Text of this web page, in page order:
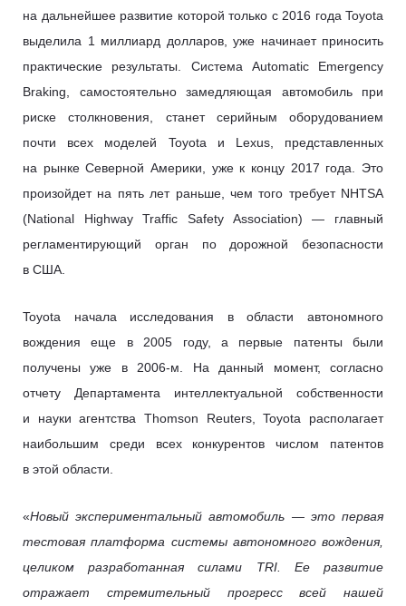
на дальнейшее развитие которой только с 2016 года Toyota
выделила 1 миллиард долларов, уже начинает приносить
практические результаты. Система Automatic Emergency
Braking, самостоятельно замедляющая автомобиль при
риске столкновения, станет серийным оборудованием
почти всех моделей Toyota и Lexus, представленных
на рынке Северной Америки, уже к концу 2017 года. Это
произойдет на пять лет раньше, чем того требует NHTSA
(National Highway Traffic Safety Assoсiation) — главный
регламентирующий орган по дорожной безопасности
в США.
Toyota начала исследования в области автономного
вождения еще в 2005 году, а первые патенты были
получены уже в 2006-м. На данный момент, согласно
отчету Департамента интеллектуальной собственности
и науки агентства Thomson Reuters, Toyota располагает
наибольшим среди всех конкурентов числом патентов
в этой области.
«Новый экспериментальный автомобиль — это первая
тестовая платформа системы автономного вождения,
целиком разработанная силами TRI. Ее развитие
отражает стремительный прогресс всей нашей